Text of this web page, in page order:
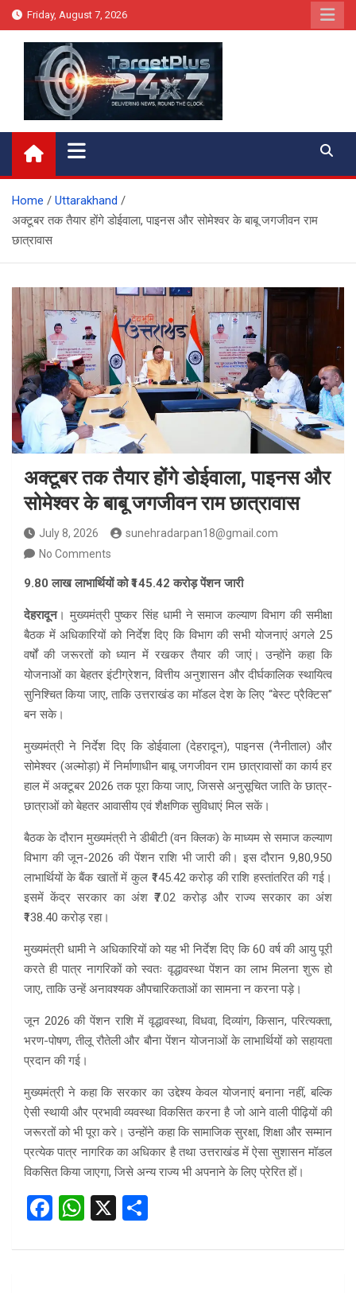
Skip
to
Friday, August 7, 2026
Target Plus 24×7
Home
Uttarakhand
अक्टूबर तक तैयार होंगे डोईवाला, पाइनस और सोमेश्वर के बाबू जगजीवन राम
छात्रावास
अक्टूबर तक तैयार होंगे डोईवाला, पाइनस और
सोमेश्वर के बाबू जगजीवन राम छात्रावास
July 8, 2026
sunehradarpan18@gmail.com
No Comments
9.80 लाख लाभार्थियों को ₹145.42 करोड़ पेंशन जारी
देहरादून। मुख्यमंत्री पुष्कर सिंह धामी ने समाज कल्याण विभाग की समीक्षा
बैठक में अधिकारियों को निर्देश दिए कि विभाग की सभी योजनाएं अगले 25
वर्षों की जरूरतों को ध्यान में रखकर तैयार की जाएं। उन्होंने कहा कि
योजनाओं का बेहतर इंटीग्रेशन, वित्तीय अनुशासन और दीर्घकालिक स्थायित्व
सुनिश्चित किया जाए, ताकि उत्तराखंड का मॉडल देश के लिए “बेस्ट प्रैक्टिस”
बन सके।
मुख्यमंत्री ने निर्देश दिए कि डोईवाला (देहरादून), पाइनस (नैनीताल) और
सोमेश्वर (अल्मोड़ा) में निर्माणाधीन बाबू जगजीवन राम छात्रावासों का कार्य हर
हाल में अक्टूबर 2026 तक पूरा किया जाए, जिससे अनुसूचित जाति के छात्र-
छात्राओं को बेहतर आवासीय एवं शैक्षणिक सुविधाएं मिल सकें।
बैठक के दौरान मुख्यमंत्री ने डीबीटी (वन क्लिक) के माध्यम से समाज कल्याण
विभाग की जून-2026 की पेंशन राशि भी जारी की। इस दौरान 9,80,950
लाभार्थियों के बैंक खातों में कुल ₹145.42 करोड़ की राशि हस्तांतरित की गई।
इसमें केंद्र सरकार का अंश ₹7.02 करोड़ और राज्य सरकार का अंश
₹138.40 करोड़ रहा।
मुख्यमंत्री धामी ने अधिकारियों को यह भी निर्देश दिए कि 60 वर्ष की आयु पूरी
करते ही पात्र नागरिकों को स्वतः वृद्धावस्था पेंशन का लाभ मिलना शुरू हो
जाए, ताकि उन्हें अनावश्यक औपचारिकताओं का सामना न करना पड़े।
जून 2026 की पेंशन राशि में वृद्धावस्था, विधवा, दिव्यांग, किसान, परित्यक्ता,
भरण-पोषण, तीलू रौतेली और बौना पेंशन योजनाओं के लाभार्थियों को सहायता
प्रदान की गई।
मुख्यमंत्री ने कहा कि सरकार का उद्देश्य केवल योजनाएं बनाना नहीं, बल्कि
ऐसी स्थायी और प्रभावी व्यवस्था विकसित करना है जो आने वाली पीढ़ियों की
जरूरतों को भी पूरा करे। उन्होंने कहा कि सामाजिक सुरक्षा, शिक्षा और सम्मान
प्रत्येक पात्र नागरिक का अधिकार है तथा उत्तराखंड में ऐसा सुशासन मॉडल
विकसित किया जाएगा, जिसे अन्य राज्य भी अपनाने के लिए प्रेरित हों।
F
ce
W
at
X
ar